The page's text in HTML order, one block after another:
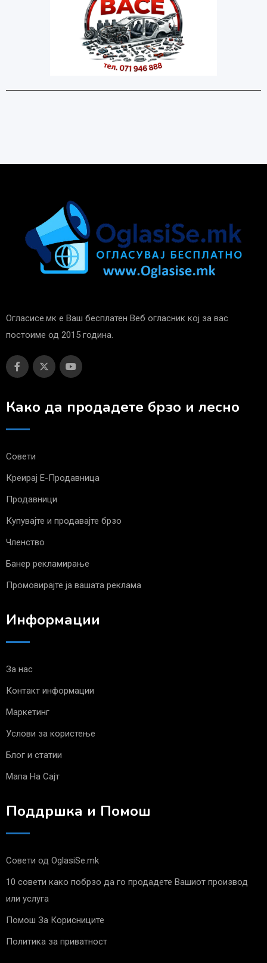
Огласисе.мк е Ваш бесплатен Веб огласник кој за вас
постоиме од 2015 година.
Како да продадете брзо и лесно
Совети
Креирај Е-Продавница
Продавници
Купувајте и продавајте брзо
Членство
Банер рекламирање
Промовирајте ја вашата реклама
Информации
За нас
Контакт информации
Маркетинг
Услови за користење
Блог и статии
Мапа На Сајт
Поддршка и Помош
Совети од OglasiSe.mk
10 совети како побрзо да го продадете Вашиот производ
или услуга
Помош За Корисниците
Политика за приватност